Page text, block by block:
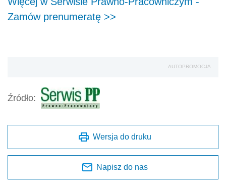
Zamów prenumeratę >>
AUTOPROMOCJA
Źródło:
Wersja do druku
Napisz do nas